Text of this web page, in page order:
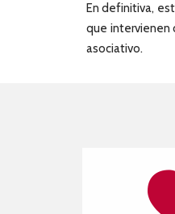
En definitiva,
que intervienen
asociativo.